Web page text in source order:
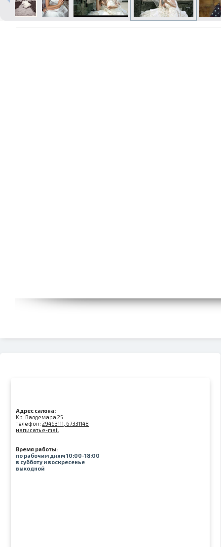
Печать в течение 1 часа в Риге –
Адрес салона:
Kр. Валдемара 25
телефон:29463111, 67331148
написать e-mail
Время работы:
по рабочим дням 10:00-18:00
в субботу и воскресенье
выходной